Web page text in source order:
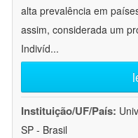
alta prevalência em
assim, considerada um
Indivíd...
Instituição/UF/País:
SP - Brasil